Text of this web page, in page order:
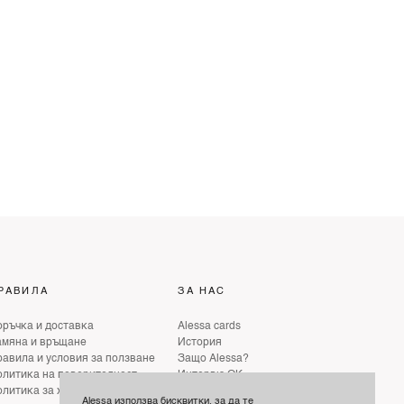
Alessa използва бисквитки, за да те
и доставка
и връщане
и условия за ползване
на поверителност
за хуманно отношение
ЗА НАС
Alessa cards
История
Защо Alessa?
Интервю ОК